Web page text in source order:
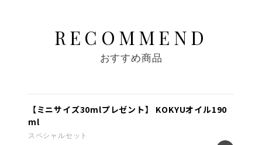
RECOMMEND
おすすめ商品
【ミニサイズ30mlプレゼント】 KOKYUオイル190
ml
スペシャルセット